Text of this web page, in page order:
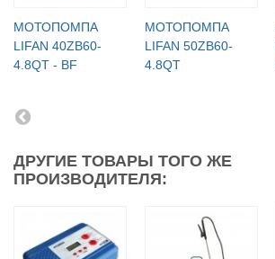
МОТОПОМПА
LIFAN 40ZB60-
4.8QT - BF
МОТОПОМПА
LIFAN 50ZB60-
4.8QT
ДРУГИЕ ТОВАРЫ ТОГО ЖЕ
ПРОИЗВОДИТЕЛЯ: